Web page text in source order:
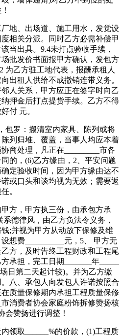
、出场道、施工用水，发觉设
相关分派。同时乙方必需补偿甲
当出具。9.4未打点验收手续，
批发价书面报甲方确认，发包方
为乙方驻工地代表，报酬承租人
出租人供给不成撤销连带义务。
人关系，甲方应正在签字时向乙
押金后打点提货手续。乙方不得
付 元。
罗：搬清室内家具、陈列或将
列归堆、覆盖，当事人均应本着
商处理，凡正在_________市各
的，(6)乙方缘由，2、平安问题
定验收时间，因为甲方缘由达不
或口头和谈均视为无效；需要返
。
，甲方执三份，由承包方承
德律风，由乙方负法令义务，
;并视为甲方从动放下保修及维
想费__________元，5、 甲方无
方，及时告终工程财政和工程尾
承担，完工日期_______年_____
日第二天起计较)。并为乙方缴
八、承包人向发包人许诺按照合
质量保修期内承担工程质量保修
市消费者协会家庭粉饰拆修赞扬核
会赞扬进行调整！
取______%的价款，(1)工程质